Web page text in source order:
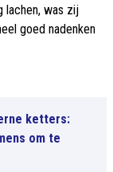
lachen, was zij
goed nadenken
ketters:
om te